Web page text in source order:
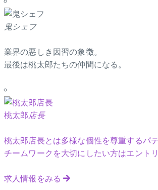
鬼シェフ
業界の悪しき因習の象徴。
最後は桃太郎たちの仲間になる。
桃太郎店長
桃太郎店長とは多様な個性を尊重するパ
チームワークを大切にしたい方はエント
求人情報をみる